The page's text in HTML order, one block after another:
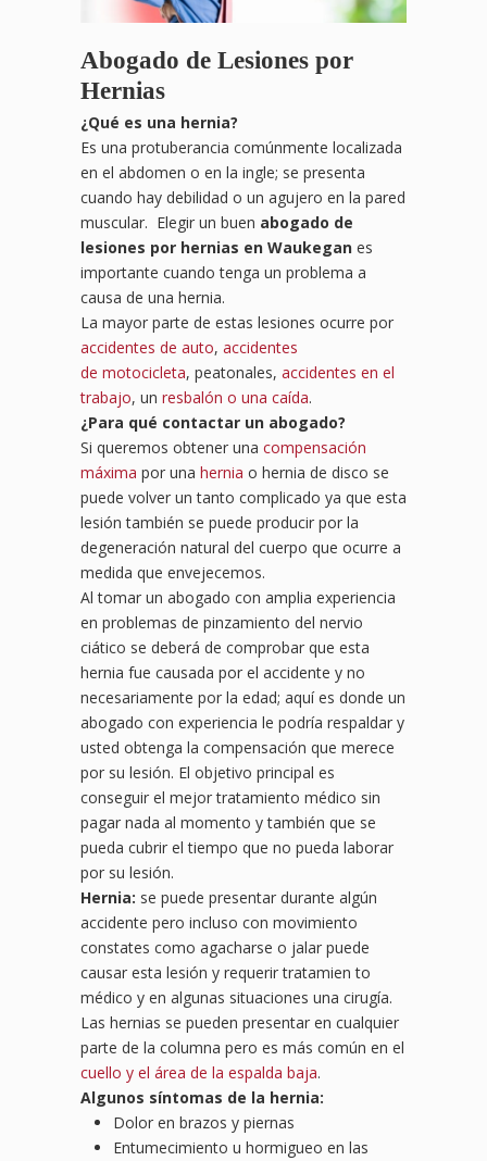
Abogado de Lesiones por
Hernias
¿Qué es una hernia?
Es una protuberancia comúnmente localizada
en el abdomen o en la ingle; se presenta
cuando hay debilidad o un agujero en la pared
muscular. Elegir un buen abogado de
lesiones por hernias en Waukegan es
importante cuando tenga un problema a
causa de una hernia.
La mayor parte de estas lesiones ocurre por
accidentes de auto, accidentes
de motocicleta, peatonales, accidentes en el
trabajo, un resbalón o una caída.
¿Para qué contactar un abogado?
Si queremos obtener una compensación
máxima por una hernia o hernia de disco se
puede volver un tanto complicado ya que esta
lesión también se puede producir por la
degeneración natural del cuerpo que ocurre a
medida que envejecemos.
Al tomar un abogado con amplia experiencia
en problemas de pinzamiento del nervio
ciático se deberá de comprobar que esta
hernia fue causada por el accidente y no
necesariamente por la edad; aquí es donde un
abogado con experiencia le podría respaldar y
usted obtenga la compensación que merece
por su lesión. El objetivo principal es
conseguir el mejor tratamiento médico sin
pagar nada al momento y también que se
pueda cubrir el tiempo que no pueda laborar
por su lesión.
Hernia: se puede presentar durante algún
accidente pero incluso con movimiento
constates como agacharse o jalar puede
causar esta lesión y requerir tratamien to
médico y en algunas situaciones una cirugía.
Las hernias se pueden presentar en cualquier
parte de la columna pero es más común en el
cuello y el área de la espalda baja.
Algunos síntomas de la hernia:
Dolor en brazos y piernas
Entumecimiento u hormigueo en las